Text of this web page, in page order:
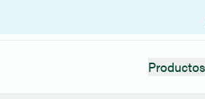
Productos